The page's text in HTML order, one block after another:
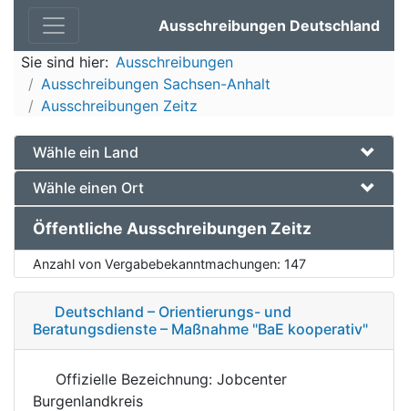
Ausschreibungen Deutschland
Sie sind hier: Ausschreibungen
Ausschreibungen Sachsen-Anhalt
Ausschreibungen Zeitz
Wähle ein Land
Wähle einen Ort
Öffentliche Ausschreibungen Zeitz
Anzahl von Vergabebekanntmachungen: 147
Deutschland – Orientierungs- und
Beratungsdienste – Maßnahme "BaE kooperativ"
Offizielle Bezeichnung: Jobcenter
Burgenlandkreis